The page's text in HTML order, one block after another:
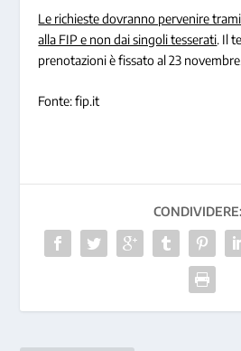
Le richieste dovranno pervenire
alla FIP e non dai singoli tesserati. Il
prenotazioni è fissato al 23 novembre.
Fonte: fip.it
CONDIVIDERE: